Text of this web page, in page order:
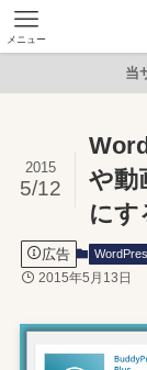
メニュー
当
や動
にす
2015
5/12
広告
2015年5月13日